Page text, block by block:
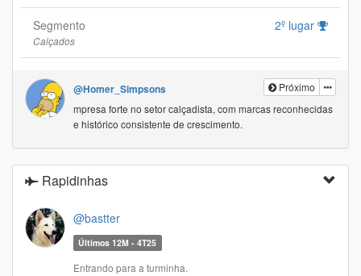
Segmento 2º lugar
Calçados
Próximo
@Homer_Simpsons
mpresa forte no setor calçadista, com marcas reconhecidas
e histórico consistente de crescimento.
Rapidinhas
@bastter
Últimos 12M - 4T25
Entrando para a turminha.